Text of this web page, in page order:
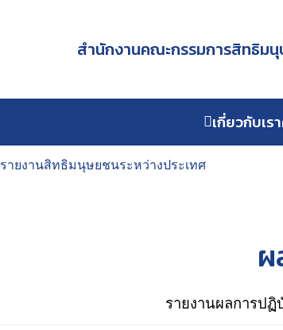
สำนักงานคณะกรรมการสิทธิม
เกี่ยวกับเรา
รายงานสิทธิมนุษยชนระหว่างประเทศ
ผ
รายงานผลการป